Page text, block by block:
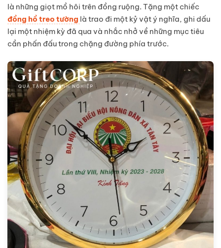
là những giọt mồ hôi trên đồng ruộng. Tặng một chiếc
đồng hồ treo tường là trao đi một kỷ vật ý nghĩa, ghi dấu
lại một nhiệm kỳ đã qua và nhắc nhở về những mục tiêu
cần phấn đấu trong chặng đường phía trước.